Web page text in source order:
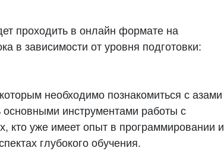
проходить в онлайн формате на
в зависимости от уровня подготовки:
необходимо познакомиться с азами
инструментами работы с
кто уже имеет опыт в программировании и
глубокого обучения.